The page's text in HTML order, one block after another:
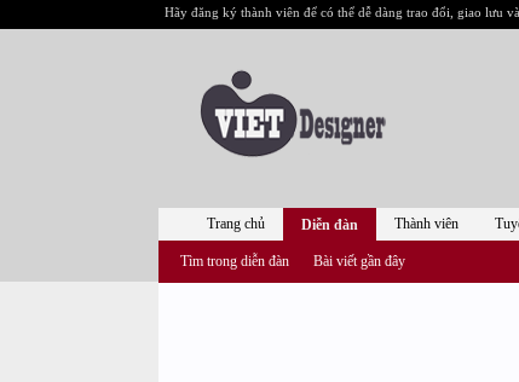
Hãy đăng ký thành viên để có thể dễ dàng trao đổi, giao lưu
Trang chủ Diễn đàn
Tìm trong diễn đàn Bài viết gần đây
Thành viên